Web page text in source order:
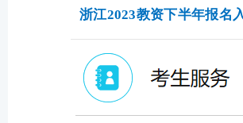
浙江2023教资下半年报名